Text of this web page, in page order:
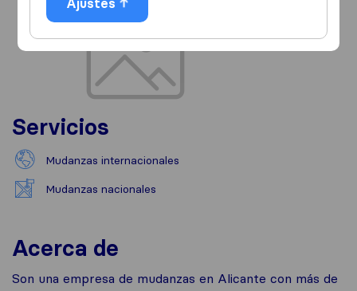
Servicios
Mudanzas internacionales
Mudanzas nacionales
Acerca de
Son una empresa de mudanzas en Alicante con más de
Ajustes